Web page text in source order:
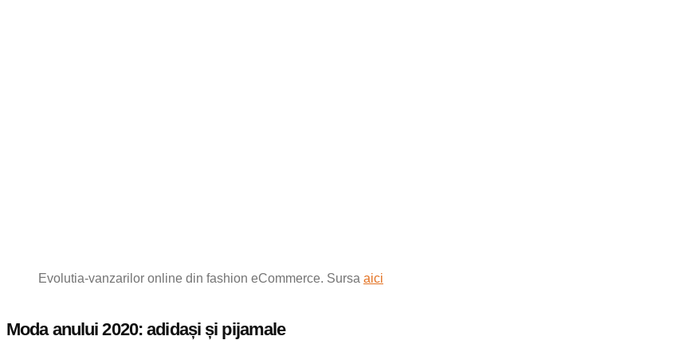
Evolutia-vanzarilor online din fashion eCommerce. Sursa aici
Moda anului 2020: adidași și pijamale